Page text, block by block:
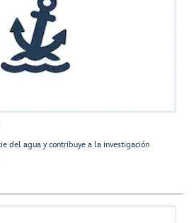
del agua y contribuye a la investigación